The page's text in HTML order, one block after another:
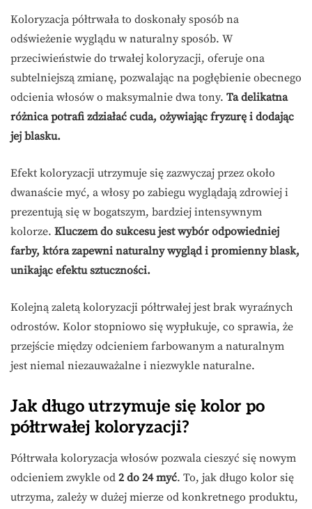
Koloryzacja półtrwała to doskonały sposób na
odświeżenie wyglądu w naturalny sposób. W
przeciwieństwie do trwałej koloryzacji, oferuje ona
subtelniejszą zmianę, pozwalając na pogłębienie obecnego
odcienia włosów o maksymalnie dwa tony. Ta delikatna
różnica potrafi zdziałać cuda, ożywiając fryzurę i dodając
jej blasku.
Efekt koloryzacji utrzymuje się zazwyczaj przez około
dwanaście myć, a włosy po zabiegu wyglądają zdrowiej i
prezentują się w bogatszym, bardziej intensywnym
kolorze. Kluczem do sukcesu jest wybór odpowiedniej
farby, która zapewni naturalny wygląd i promienny blask,
unikając efektu sztuczności.
Kolejną zaletą koloryzacji półtrwałej jest brak wyraźnych
odrostów. Kolor stopniowo się wypłukuje, co sprawia, że
przejście między odcieniem farbowanym a naturalnym
jest niemal niezauważalne i niezwykle naturalne.
Jak długo utrzymuje się kolor po
półtrwałej koloryzacji?
Półtrwała koloryzacja włosów pozwala cieszyć się nowym
odcieniem zwykle od 2 do 24 myć. To, jak długo kolor się
utrzyma, zależy w dużej mierze od konkretnego produktu,